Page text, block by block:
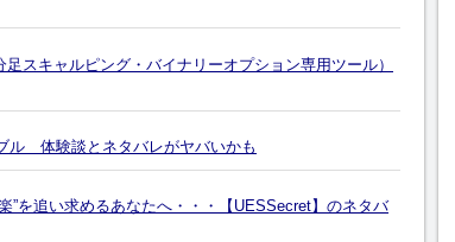
スキャルピング・バイナリーオプション専用ツール）
ル 体験談とネタバレがヤバいかも
”を追い求めるあなたへ・・・【UESSecret】のネタバ